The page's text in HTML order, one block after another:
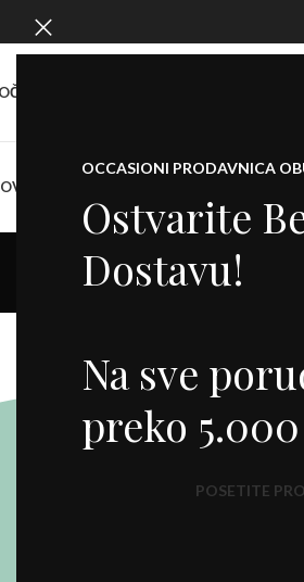
OCCASIONI PRODAVNICA
Ostvarite
Dostavu!
Na sve
preko
POSETITE